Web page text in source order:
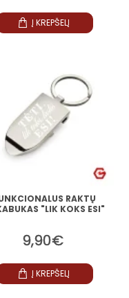
Į KREPŠELĮ
RAKTŲ
"LIK KOKS ESI"
9,90€
Į KREPŠELĮ